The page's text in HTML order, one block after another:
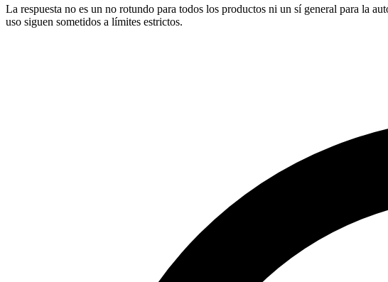
La respuesta no es un no rotundo para todos los productos ni un sí general para la
uso siguen sometidos a límites estrictos.